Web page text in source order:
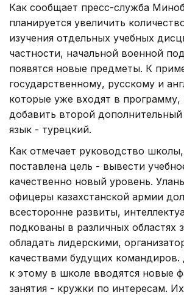
Как сообщает пресс-служба
планируется увеличить
изучения отдельных учебных
частности, начальной военной
появятся новые предметы. К
государственному, русскому и
которые уже входят в программу,
добавить второй
язык - турецкий.
Как отмечает руководство школы,
поставлена цель - вывести
качественно новый уровень.
офицеры казахстанской армии
всесторонне развиты,
подкованы в различных областях
обладать лидерскими,
качествами будущих командиров.
к этому в школе вводятся новые
занятия - кружки по интересам.